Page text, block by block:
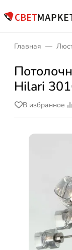
Главная
Hilari
В избранное